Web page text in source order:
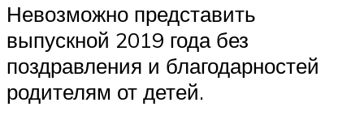
Невозможно представить
выпускной 2019 года без
поздравления и благодарностей
родителям от детей.